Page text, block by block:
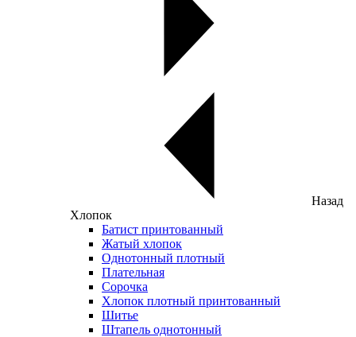
Назад
Хлопок
Батист принтованный
Жатый хлопок
Однотонный плотный
Плательная
Сорочка
Хлопок плотный принтованный
Шитье
Штапель однотонный